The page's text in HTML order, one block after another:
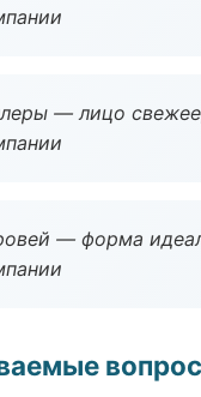
— лицо
— форма